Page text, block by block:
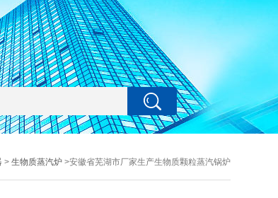
> 生物质蒸汽炉>安徽省芜湖市厂家生产生物质颗粒蒸汽锅炉